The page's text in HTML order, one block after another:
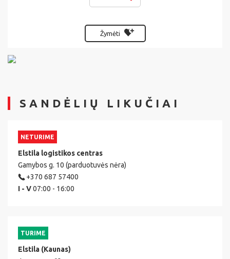
Žymėti
SANDĖLIŲ LIKUČIAI
NETURIME
Elstila logistikos centras
Gamybos g. 10 (parduotuvės nėra)
+370 687 57400
I - V07:00 - 16:00
TURIME
Elstila (Kaunas)